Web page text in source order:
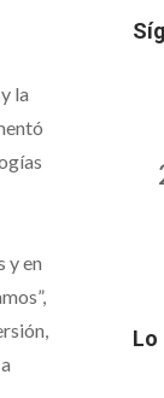
la
y en
Lo